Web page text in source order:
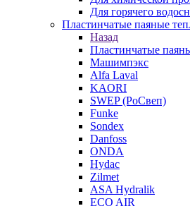
Для горячего
Пластинчатые паяные
Назад
Пластинчатые
Машимпэкс
Alfa Laval
KAORI
SWEP (РоСвеп)
Funke
Sondex
Danfoss
ONDA
Hydac
Zilmet
ASA Hydralik
ECO AIR